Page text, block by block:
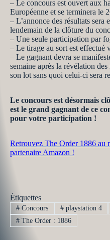
– Le concours est ouvert aux
Européenne et se terminera le
– L’annonce des résultats sera
lendemain de la clôture du
– Une seule participation par
– Le tirage au sort est effectué
– Le gagnant devra se
semaine après la révélation
son lot sans quoi celui-ci sera
Le concours est désormais
est le grand gagnant de ce
pour votre participation !
Retrouvez The Order 1886 au
partenaire Amazon !
Étiquettes
#Concours #playstation 4
#The Order : 1886